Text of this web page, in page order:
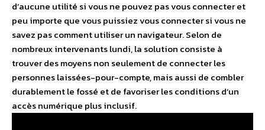
d’aucune utilité si vous ne pouvez pas vous connecter et
peu importe que vous puissiez vous connecter si vous ne
savez pas comment utiliser un navigateur. Selon de
nombreux intervenants lundi, la solution consiste à
trouver des moyens non seulement de connecter les
personnes laissées-pour-compte, mais aussi de combler
durablement le fossé et de favoriser les conditions d’un
accès numérique plus inclusif.